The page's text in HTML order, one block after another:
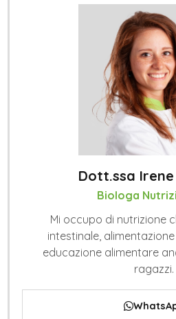
Dott.ssa
Biologa
Mi occupo di nutrizione
intestinale,
educazione alimentare
ragazzi.